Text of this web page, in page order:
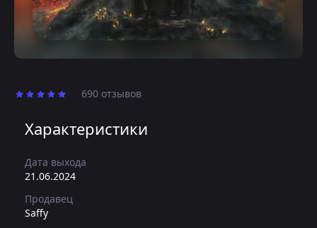
690 отзывов
Характеристики
Дата выхода
21.06.2024
Продавец
Saffy